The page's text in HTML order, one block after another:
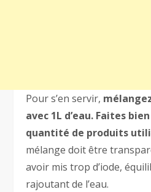
Pour s’en servir,
avec 1L d’eau. Faites
quantité de produits
mélange doit être
avoir mis trop d’iode,
rajoutant de l’eau.